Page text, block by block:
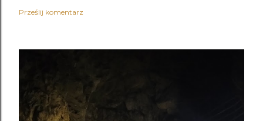
Prześlij komentarz